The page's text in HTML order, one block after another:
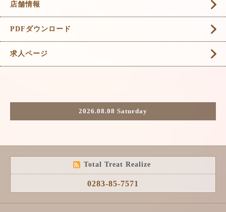
店舗情報
PDFダウンロード
求人ページ
2026.08.08 Saturday
Total Treat Realize
0283-85-7571